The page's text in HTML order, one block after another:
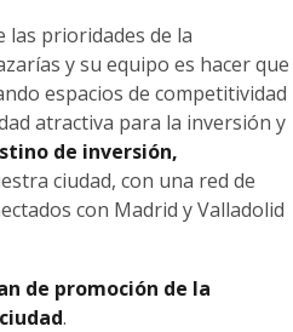
las prioridades de la
y su equipo es hacer que
espacios de competitividad
atractiva para la inversión y
de inversión,
ciudad, con una red de
con Madrid y Valladolid
de promoción de la
.